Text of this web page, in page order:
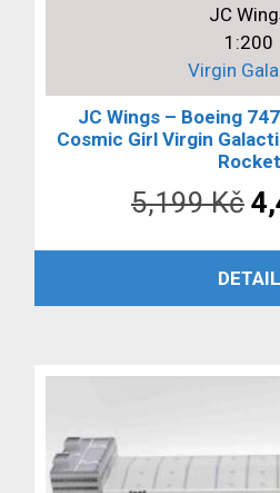
JC
1:200
Virgin
JC Wings – Boeing
Cosmic Girl Virgin
Rocket
5,199Kč
PŘIDAT DO
DETAIL